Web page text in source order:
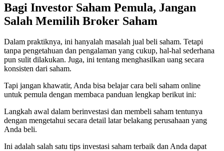
Bagi Investor Saham Pemula, Jangan
Salah Memilih Broker Saham
Dalam praktiknya, ini hanyalah masalah jual beli saham. Tetapi
tanpa pengetahuan dan pengalaman yang cukup, hal-hal sederhana
pun sulit dilakukan. Juga, ini tentang menghasilkan uang secara
konsisten dari saham.
Tapi jangan khawatir, Anda bisa belajar cara beli saham online
untuk pemula dengan membaca panduan lengkap berikut ini:
Langkah awal dalam berinvestasi dan membeli saham tentunya
dengan mengetahui secara detail latar belakang perusahaan yang
Anda beli.
Ini adalah salah satu tips investasi saham terbaik dan Anda dapat